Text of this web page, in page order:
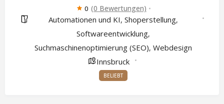
0 (0 Bewertungen)
Automationen und KI, Shoperstellung,
Softwareentwicklung,
Suchmaschinenoptimierung (SEO), Webdesign
Innsbruck
BELIEBT